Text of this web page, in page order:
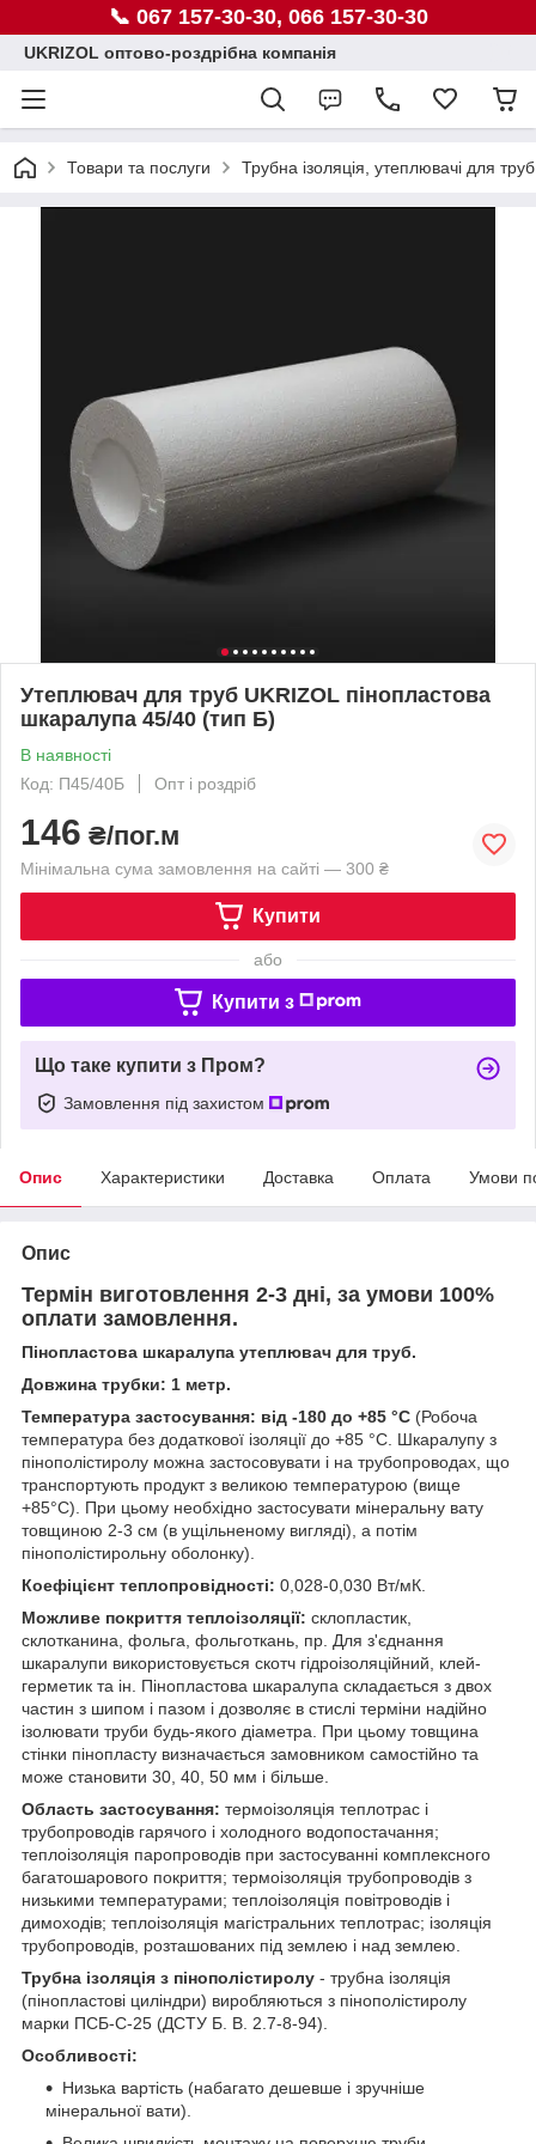
📞 067 157-30-30, 066 157-30-30
UKRIZOL оптово-роздрібна компанія
Товари та послуги Трубна ізоляція, утеплювачі для труб
Утеплювач для труб UKRIZOL пінопластова
шкаралупа 45/40 (тип Б)
В наявності
Код: П45/40Б
Опт і роздріб
146 ₴/пог.м
Мінімальна сума замовлення на сайті — 300 ₴
Купити
або
Купити з
Що таке купити з Пром?
Замовлення під захистом
Опис Характеристики Доставка Оплата Умови
Опис
Термін виготовлення 2-3 дні, за умови 100%
оплати замовлення.
Пінопластова шкаралупа утеплювач для труб.
Довжина трубки: 1 метр.
Температура застосування: від -180 до +85 °С (Робоча
температура без додаткової ізоляції до +85 °С. Шкаралупу з
пінополістиролу можна застосовувати і на трубопроводах, що
транспортують продукт з великою температурою (вище
+85°С). При цьому необхідно застосувати мінеральну вату
товщиною 2-3 см (в ущільненому вигляді), а потім
пінополістирольну оболонку).
Коефіцієнт теплопровідності: 0,028-0,030 Вт/мК.
Можливе покриття теплоізоляції: склопластик,
склотканина, фольга, фольготкань, пр. Для з'єднання
шкаралупи використовується скотч гідроізоляційний, клей-
герметик та ін. Пінопластова шкаралупа складається з двох
частин з шипом і пазом і дозволяє в стислі терміни надійно
ізолювати труби будь-якого діаметра. При цьому товщина
стінки пінопласту визначається замовником самостійно та
може становити 30, 40, 50 мм і більше.
Область застосування: термоізоляція теплотрас і
трубопроводів гарячого і холодного водопостачання;
теплоізоляція паропроводів при застосуванні комплексного
багатошарового покриття; термоізоляція трубопроводів з
низькими температурами; теплоізоляція повітроводів і
димоходів; теплоізоляція магістральних теплотрас; ізоляція
трубопроводів, розташованих під землею і над землею.
Трубна ізоляція з пінополістиролу - трубна ізоляція
(пінопластові циліндри) виробляються з пінополістиролу
марки ПСБ-С-25 (ДСТУ Б. В. 2.7-8-94).
Особливості:
Низька вартість (набагато дешевше і зручніше
мінеральної вати).